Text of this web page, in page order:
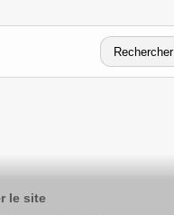
Rechercher
le site